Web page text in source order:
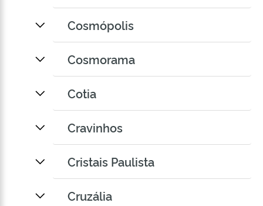
Cosmópolis
Cosmorama
Cotia
Cravinhos
Cristais Paulista
Cruzália